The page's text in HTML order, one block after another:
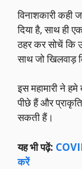
विनाशकारी कही
दिया है, साथ ही
ठहर कर सोचें कि
साथ जो खिलवाड़
इस महामारी ने
पीछे हैं और
सकती हैं।
यह भी पढ़ें:
करें